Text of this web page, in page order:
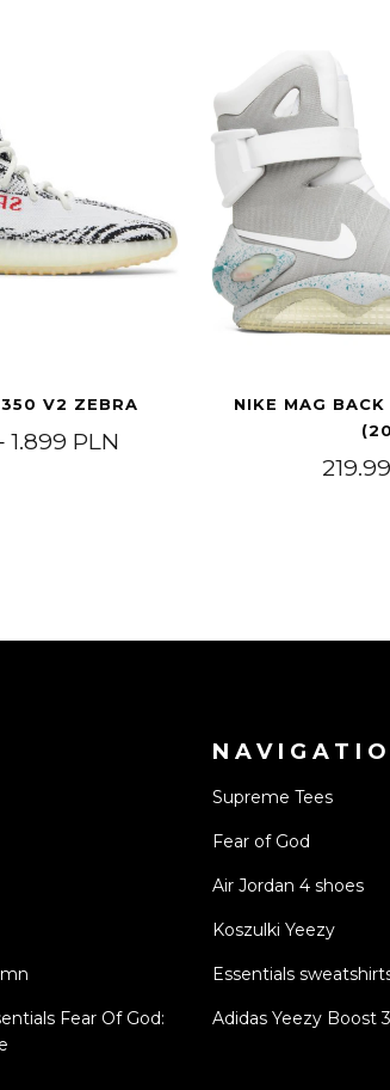
V2 ZEBRA
1.899 PLN Price range: 1.399 PLN
NIKE MAG
Fear Of God:
Supreme Tees
Fear of God
Air Jordan 4 shoes
Koszulki Yeezy
Essentials
Adidas Yeezy Boost